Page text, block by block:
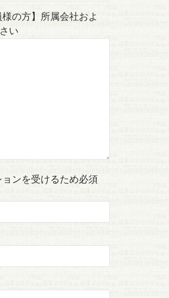
の方】所属会社およ
い
ンを受けるため必須